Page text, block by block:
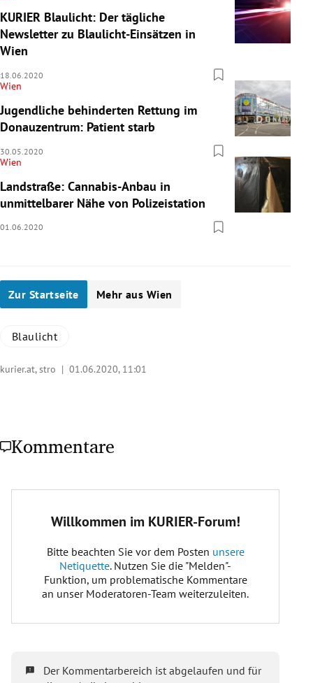
KURIER Blaulicht: Der tägliche
Newsletter zu Blaulicht-Einsätzen in
Wien
18.06.2020
Wien
Jugendliche behinderten Rettung im
Donauzentrum: Patient starb
30.05.2020
Wien
Landstraße: Cannabis-Anbau in
unmittelbarer Nähe von Polizeistation
01.06.2020
Zur Startseite Mehr aus Wien
Blaulicht
kurier.at, stro | 01.06.2020, 11:01
Kommentare